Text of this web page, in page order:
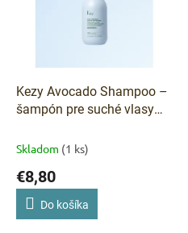
Kezy Avocado Shampoo –
šampón pre suché vlasy
Skladom (1 ks)
€8,80
Do košíka